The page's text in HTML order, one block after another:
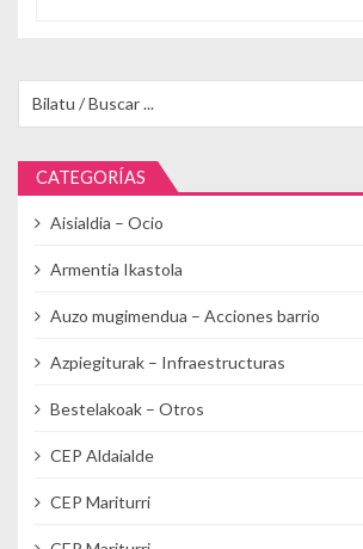
CATEGORÍAS
Aisialdia – Ocio
Armentia Ikastola
Auzo mugimendua – Acciones barrio
Azpiegiturak – Infraestructuras
Bestelakoak – Otros
CEP Aldaialde
CEP Mariturri